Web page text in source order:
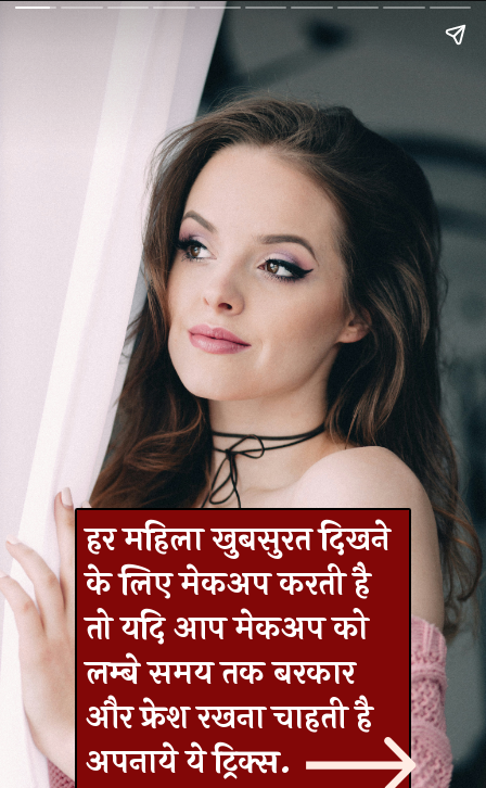
हर महिला खुबसुरत दिखने
के लिए मेकअप करती है
तो यदि आप मेकअप को
लम्बे समय तक बरकार
और फ्रेश रखना चाहती है
अपनाये ये ट्रिक्स.